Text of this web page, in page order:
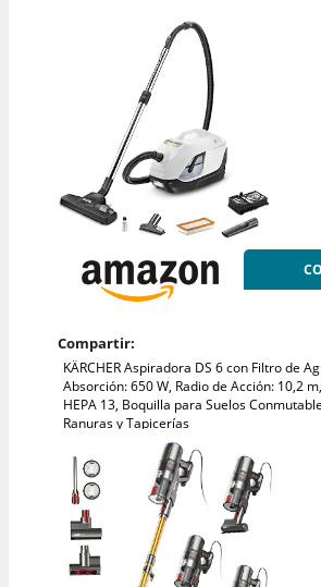
Compartir:
KÄRCHER Aspiradora DS 6 con Filtro de
Absorción: 650 W, Radio de Acción: 10,2
HEPA 13, Boquilla para Suelos
Ranuras y Tapicerías